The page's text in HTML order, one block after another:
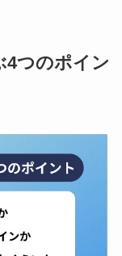
4つのポイン